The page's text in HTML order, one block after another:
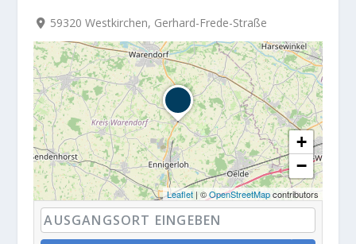
59320 Westkirchen, Gerhard-Frede-Straße
+
−
Leaflet| ©OpenStreetMapcontributors